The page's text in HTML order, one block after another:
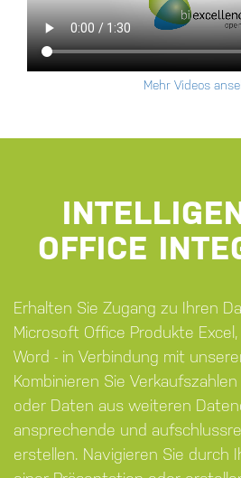
Mehr Videos
OFFICE
Erhalten Sie Zugang zu Ihren
Microsoft Office Produkte
Word - in Verbindung mit
Kombinieren Sie
oder Daten aus weiteren
ansprechende und
erstellen. Navigieren Sie durch